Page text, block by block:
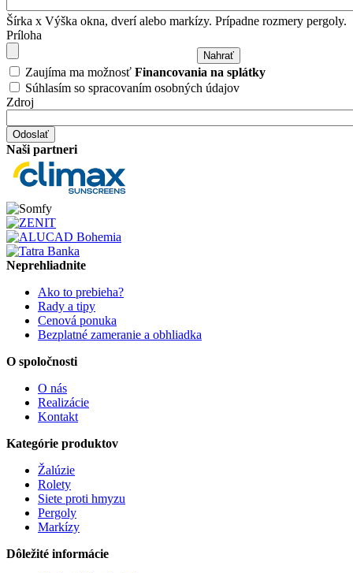
Šírka x Výška okna, dverí alebo markízy. Prípadne rozmery pergoly.
Príloha
Zaujíma ma možnosť Financovania na splátky
Súhlasím so spracovaním osobných údajov
Zdroj
Naši partneri
Neprehliadnite
Ako to prebieha?
Rady a tipy
Cenová ponuka
Bezplatné zameranie a obhliadka
O spoločnosti
O nás
Realizácie
Kontakt
Kategórie produktov
Žalúzie
Rolety
Siete proti hmyzu
Pergoly
Markízy
Dôležité informácie